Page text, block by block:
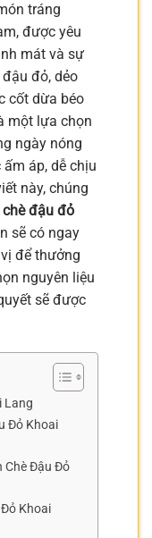
tráng
được yêu
mát và sự
đỏ, dẻo
cốt dừa béo
một lựa chọn
ngày nóng
áp, dễ chịu
này, chúng
đậu đỏ
sẽ có ngay
để thưởng
nguyên liệu
sẽ được
Lang
Đỏ Khoai
Chè Đậu Đỏ
Khoai